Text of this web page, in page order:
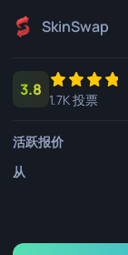
SkinSwap
3.8
1.7K 投票
活跃报价
从